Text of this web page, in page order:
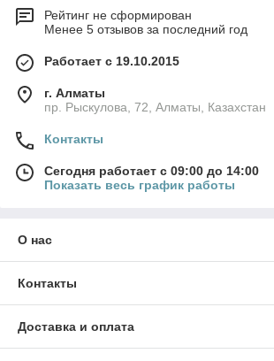
Рейтинг не сформирован
Менее 5 отзывов за последний год
Работает с 19.10.2015
г. Алматы
пр. Рыскулова, 72, Алматы, Казахстан
Контакты
Сегодня работает с 09:00 до 14:00
Показать весь график работы
О нас
Контакты
Доставка и оплата